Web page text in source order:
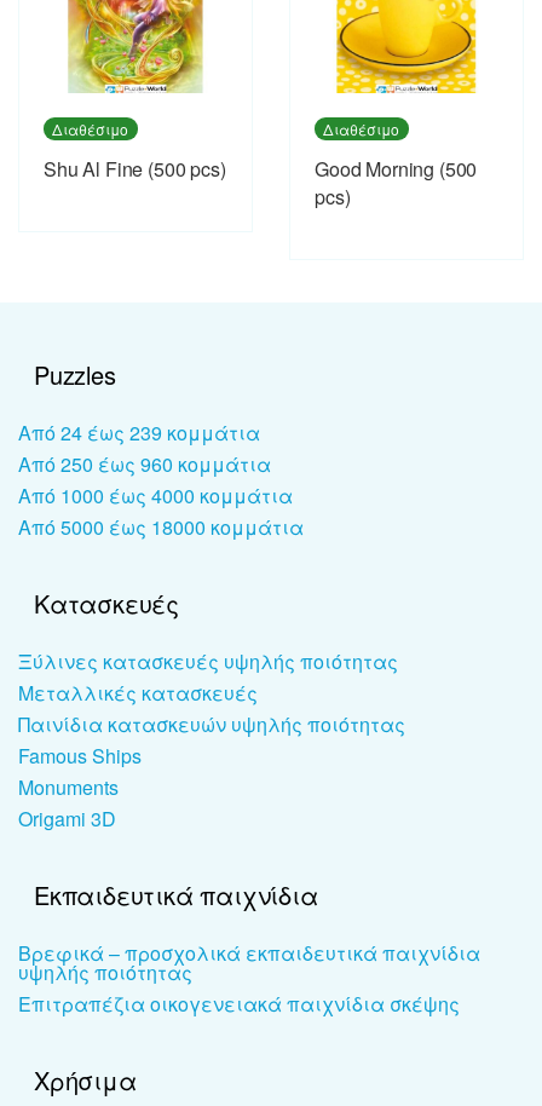
Διαθέσιμο
Shu Al Fine (500 pcs)
Διαθέσιμο
Good Morning (500
pcs)
Puzzles
Από 24 έως 239 κομμάτια
Από 250 έως 960 κομμάτια
Από 1000 έως 4000 κομμάτια
Από 5000 έως 18000 κομμάτια
Κατασκευές
Ξύλινες κατασκευές υψηλής ποιότητας
Μεταλλικές κατασκευές
Παινίδια κατασκευών υψηλής ποιότητας
Famous Ships
Monuments
Origami 3D
Εκπαιδευτικά παιχνίδια
Βρεφικά – προσχολικά εκπαιδευτικά παιχνίδια
υψηλής ποιότητας
Επιτραπέζια οικογενειακά παιχνίδια σκέψης
Χρήσιμα